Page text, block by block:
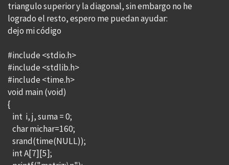
triangulo superior y la diagonal, sin embargo no he
logrado el resto, espero me puedan ayudar:
dejo mi código
#include <stdio.h>
#include <stdlib.h>
#include <time.h>
void main (void)
{
int i, j, suma = 0;
char michar=160;
srand(time(NULL));
int A[7][5];